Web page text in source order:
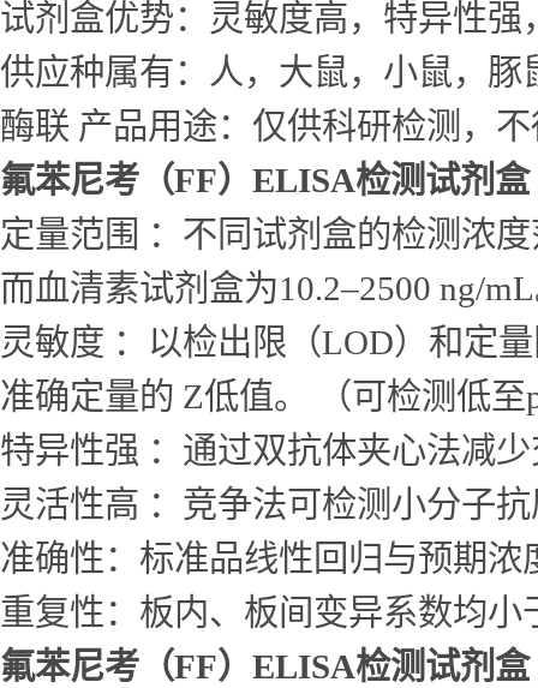
试剂盒优势：灵敏度高，特异性
供应种属有：人，大鼠，小鼠，
酶联 产品用途：仅供科研检测，
氟苯尼考（FF）ELISA检测试剂盒
定量范围 ：不同试剂盒的检测浓
而血清素试剂盒为10.2–2500 ng/
灵敏度 ：以检出限（LOD）和定
准确定量的 Z低值。 （可检测低
特异性强 ：通过双抗体夹心法减
灵活性高 ：竞争法可检测小分子
准确性：标准品线性回归与预期浓
重复性：板内、板间变异系数均小
氟苯尼考（FF）ELISA检测试剂盒